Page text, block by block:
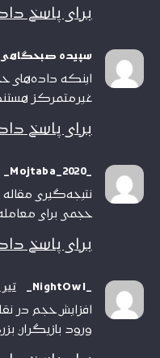
برای پاسخ
سپیده صبحگاهی
اینکه داده‌های
غیرمتمرکز
برای پاسخ
_Mojtaba_2020_
نتیجه‌گیری
حجمی برای
برای پاسخ
_NightOwl_ تیر ۲۵, ۱۴۰۴ در ۳:۲۲ ق.ظ
افزایش حجم در
ورود بازیگران